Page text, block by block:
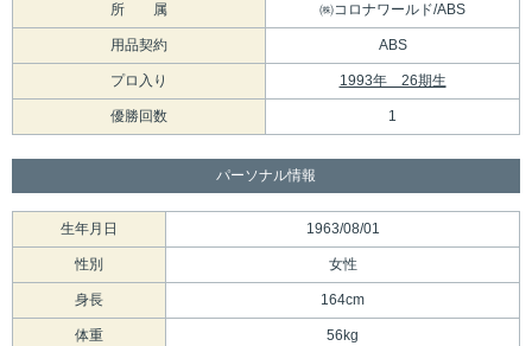
所 属 ㈱コロナワールド/ABS
用品契約 ABS
プロ入り 1993年 26期生
優勝回数 1
パーソナル情報
生年月日 1963/08/01
性別 女性
身長 164cm
体重 56kg